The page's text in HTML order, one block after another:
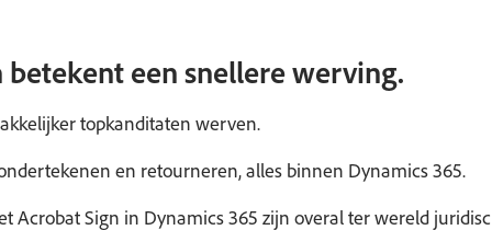
een snellere werving.
topkanditaten werven.
en retourneren, alles binnen Dynamics 365.
Sign in Dynamics 365 zijn overal ter wereld